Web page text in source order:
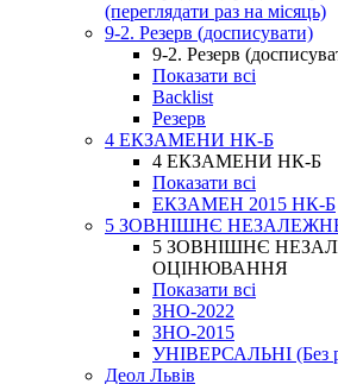
(переглядати раз на місяць)
9-2. Резерв (досписувати)
9-2. Резерв
Показати всі
Backlist
Резерв
4 ЕКЗАМЕНИ НК-Б
4 ЕКЗАМЕНИ НК-Б
Показати всі
ЕКЗАМЕН 2015 НК-Б
5 ЗОВНІШНЄ
5 ЗОВНІШНЄ
ОЦІНЮВАННЯ
Показати всі
ЗНО-2022
ЗНО-2015
УНІВЕРСАЛЬНІ (Без
Деол Львів